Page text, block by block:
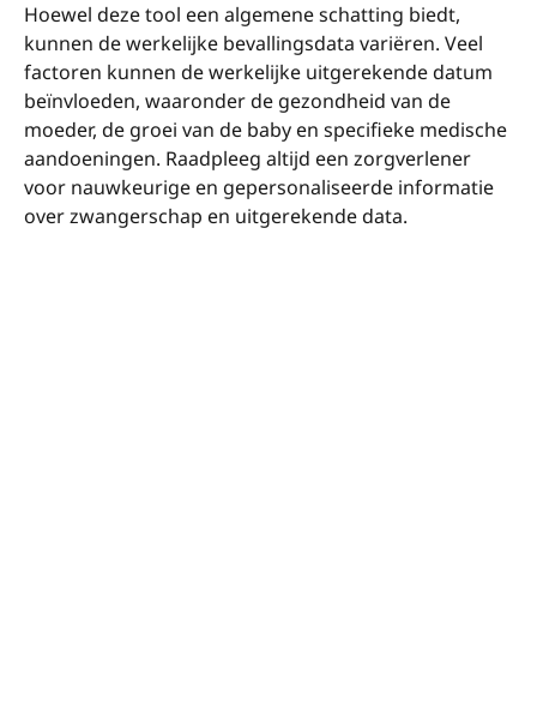
Hoewel deze tool een algemene schatting biedt,
kunnen de werkelijke bevallingsdata variëren. Veel
factoren kunnen de werkelijke uitgerekende datum
beïnvloeden, waaronder de gezondheid van de
moeder, de groei van de baby en specifieke medische
aandoeningen. Raadpleeg altijd een zorgverlener
voor nauwkeurige en gepersonaliseerde informatie
over zwangerschap en uitgerekende data.